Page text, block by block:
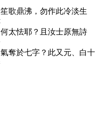
歌鼎沸，勿作此冷淡生
太怯耶？且汝士原無詩
奪於七字？此又元、白十